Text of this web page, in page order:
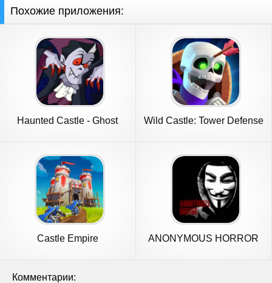
Похожие приложения:
Haunted Castle - Ghost
Wild Castle: Tower Defense
Castle Empire ANONYMOUS HORROR
Комментарии: